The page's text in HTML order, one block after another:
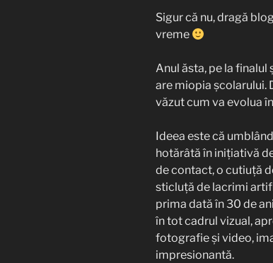
Sigur că nu, dragă
vreme
Anul ăsta, pe la
are miopia școlarului.
văzut cum va evolua
Ideea este că
hotărâtă în inițiativă
de contact, o cutiuță
sticluță de lacrimi
prima dată în 30 de
în tot cadrul vizual,
fotografie și video,
impresionantă.